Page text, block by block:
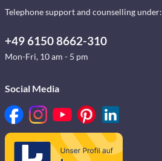
Telephone support and counselling under:
+49 6150 8662-310
Mon-Fri, 10 am - 5 pm
Social Media